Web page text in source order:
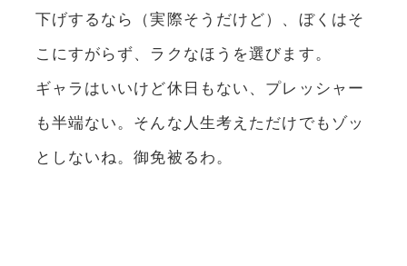
下げするなら（実際そうだけど）、ぼくはそ
こにすがらず、ラクなほうを選びます。
ギャラはいいけど休日もない、プレッシャー
も半端ない。そんな人生考えただけでもゾッ
としないね。御免被るわ。